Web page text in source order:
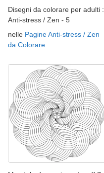
Disegni da colorare per adulti :
Anti-stress / Zen - 5
nelle Pagine Anti-stress / Zen
da Colorare